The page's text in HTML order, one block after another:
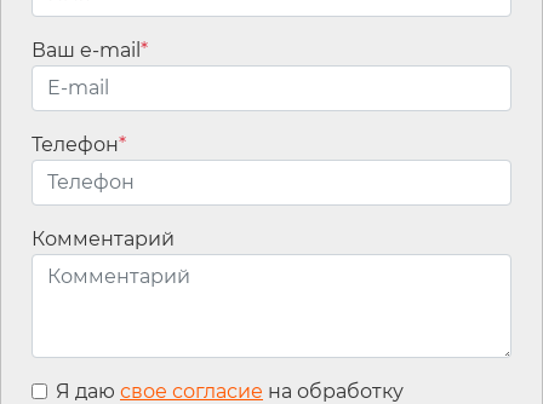
Имя*
Email*
Ваш e-mail *
Телефон*
Комментарий
Я даю свое согласие на обработку